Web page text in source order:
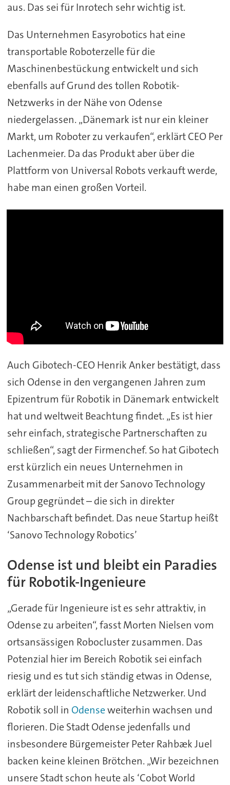
aus. Das sei für Inrotech sehr wichtig ist.
Das Unternehmen Easyrobotics hat eine
transportable Roboterzelle für die
Maschinenbestückung entwickelt und sich
ebenfalls auf Grund des tollen Robotik-
Netzwerks in der Nähe von Odense
niedergelassen. „Dänemark ist nur ein kleiner
Markt, um Roboter zu verkaufen“, erklärt CEO Per
Lachenmeier. Da das Produkt aber über die
Plattform von Universal Robots verkauft werde,
habe man einen großen Vorteil.
Auch Gibotech-CEO Henrik Anker bestätigt, dass
sich Odense in den vergangenen Jahren zum
Epizentrum für Robotik in Dänemark entwickelt
hat und weltweit Beachtung findet. „Es ist hier
sehr einfach, strategische Partnerschaften zu
schließen“, sagt der Firmenchef. So hat Gibotech
erst kürzlich ein neues Unternehmen in
Zusammenarbeit mit der Sanovo Technology
Group gegründet – die sich in direkter
Nachbarschaft befindet. Das neue Startup heißt
‘Sanovo Technology Robotics’
Odense ist und bleibt ein Paradies
für Robotik-Ingenieure
„Gerade für Ingenieure ist es sehr attraktiv, in
Odense zu arbeiten“, fasst Morten Nielsen vom
ortsansässigen Robocluster zusammen. Das
Potenzial hier im Bereich Robotik sei einfach
riesig und es tut sich ständig etwas in Odense,
erklärt der leidenschaftliche Netzwerker. Und
Robotik soll in Odenseweiterhin wachsen und
florieren. Die Stadt Odense jedenfalls und
insbesondere Bürgemeister Peter Rahbæk Juel
backen keine kleinen Brötchen. „Wir bezeichnen
unsere Stadt schon heute als ‘Cobot World